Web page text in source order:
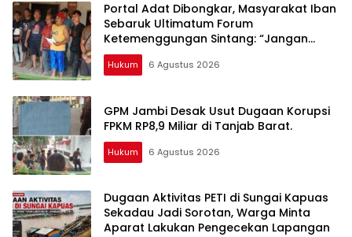
Portal Adat Dibongkar, Masyarakat Iban
Sebaruk Ultimatum Forum
Ketemenggungan Sintang: “Jangan
Biarkan Hukum Adat Dilecehkan”
Hukum 6 Agustus 2026
GPM Jambi Desak Usut Dugaan Korupsi
FPKM RP8,9 Miliar di Tanjab Barat.
Hukum 6 Agustus 2026
Dugaan Aktivitas PETI di Sungai Kapuas
Sekadau Jadi Sorotan, Warga Minta
Aparat Lakukan Pengecekan Lapangan